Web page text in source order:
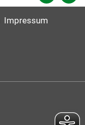
Impressum